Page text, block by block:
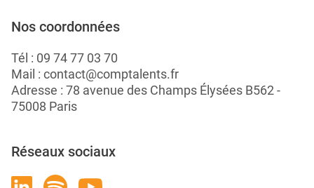
Nos coordonnées
Tél : 09 74 77 03 70
Mail : contact@comptalents.fr
Adresse : 78 avenue des Champs Élysées B562 -
75008 Paris
Réseaux sociaux